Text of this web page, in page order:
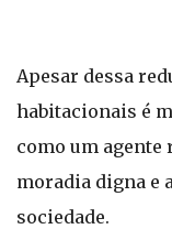
Apesar dessa
habitacionais é
como um agente
moradia digna e
sociedade.